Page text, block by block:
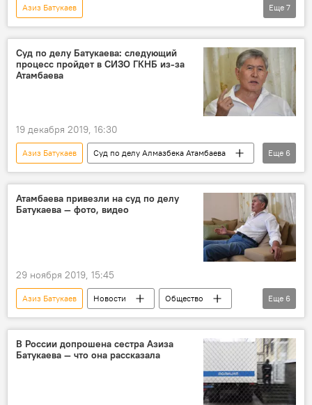
Азиз Батукаев
Задержания по делу о "раке" Азиза Батукаева
Новости
Общество
Кыргызстан
суд
домашний арест обвинение
Еще 7
Суд по делу Батукаева: следующий
процесс пройдет в СИЗО ГКНБ из-за
Атамбаева
19 декабря 2019, 16:30
Азиз Батукаев
Суд по делу Алмазбека Атамбаева
Новости
Общество
Кыргызстан
Происшествия
Алмазбек Атамбаев
суд
Еще 6
Атамбаева привезли на суд по делу
Батукаева — фото, видео
29 ноября 2019, 15:45
Азиз Батукаев Новости
Общество
Кыргызстан
Алмазбек Атамбаев
суд
Задержание Алмазбека Атамбаева
президент
ГКНБ
Еще 6
В России допрошена сестра Азиза
Батукаева — что она рассказала